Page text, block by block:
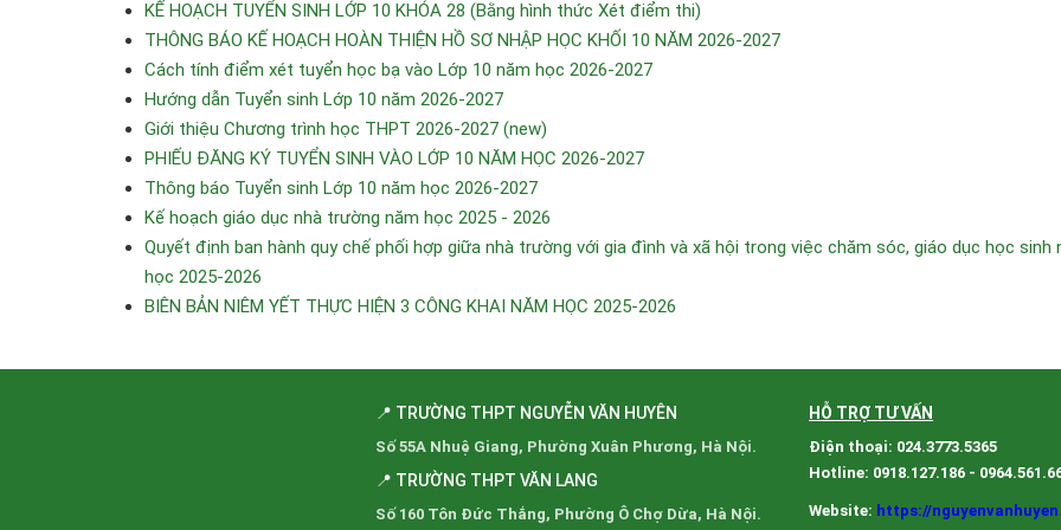
KẾ HOẠCH TUYỂN SINH LỚP 10 KHÓA 28 (Bằng hình thức Xét điểm thi)
THÔNG BÁO KẾ HOẠCH HOÀN THIỆN HỒ SƠ NHẬP HỌC KHỐI 10 NĂM 2026-2027
Cách tính điểm xét tuyển học bạ vào Lớp 10 năm học 2026-2027
Hướng dẫn Tuyển sinh Lớp 10 năm 2026-2027
Giới thiệu Chương trình học THPT 2026-2027 (new)
PHIẾU ĐĂNG KÝ TUYỂN SINH VÀO LỚP 10 NĂM HỌC 2026-2027
Thông báo Tuyển sinh Lớp 10 năm học 2026-2027
Kế hoạch giáo dục nhà trường năm học 2025 - 2026
Quyết định ban hành quy chế phối hợp giữa nhà trường với gia đình và xã hội trong việc chăm sóc, giáo dục học sinh
học 2025-2026
BIÊN BẢN NIÊM YẾT THỰC HIỆN 3 CÔNG KHAI NĂM HỌC 2025-2026
📍 TRƯỜNG THPT NGUYỄN VĂN HUYÊN
Số 55A Nhuệ Giang, Phường Xuân Phương, Hà Nội.
📍 TRƯỜNG THPT VĂN LANG
Số 160 Tôn Đức Thắng, Phường Ô Chợ Dừa, Hà Nội.
HỖ TRỢ TƯ VẤN
Điện thoại: 024.3773.5365
Hotline: 0918.127.186 -
Website: https://